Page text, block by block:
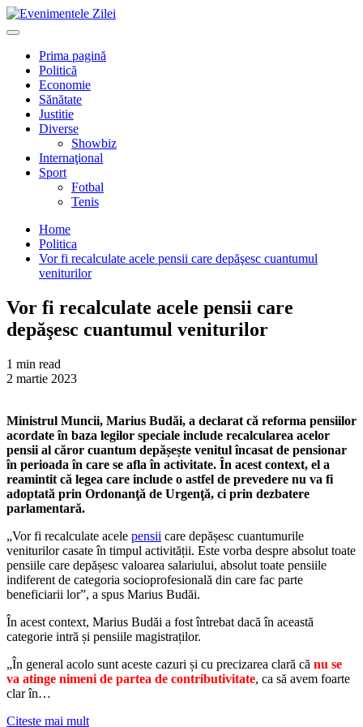
Mergi
la
Primary
Prima pagină
Politică
Economie
Sănătate
Justitie
Diverse
Showbiz
Internaţional
Sport
Fotbal
Tenis
Home
Politica
Vor fi recalculate acele pensii care depăşesc cuantumul
veniturilor
Vor fi recalculate acele pensii care
depăşesc cuantumul veniturilor
1 min read
2 martie 2023
Ministrul Muncii, Marius Budăi, a declarat că reforma pensiilor
acordate în baza legilor speciale include recalcularea acelor
pensii al căror cuantum depășește venitul încasat de pensionar
în perioada în care se afla în activitate. În acest context, el a
reamintit că legea care include o astfel de prevedere nu va fi
adoptată prin Ordonanţă de Urgenţă, ci prin dezbatere
parlamentară.
„Vor fi recalculate acele pensii care depășesc cuantumurile
veniturilor casate în timpul activității. Este vorba despre absolut toate
pensiile care depășesc valoarea salariului, absolut toate pensiile
indiferent de categoria socioprofesională din care fac parte
beneficiarii lor”, a spus Marius Budăi.
În acest context, Marius Budăi a fost întrebat dacă în această
categorie intră și pensiile magistraților.
„În general acolo sunt aceste cazuri și cu precizarea clară că nu se
va atinge nimeni de partea de contributivitate, ca să avem foarte
clar în…
Citeste mai mult